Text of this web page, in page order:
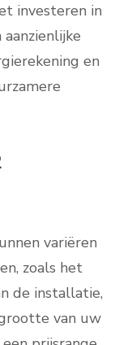
investeren in
en
variëren
zoals het
de installatie,
van uw